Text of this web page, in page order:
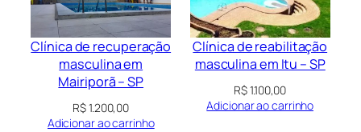
Clínica de recuperação
masculina em
Mairiporã – SP
R$1.200,00
Adicionar ao carrinho
Clínica de reabilitação
masculina em Itu – SP
R$1.100,00
Adicionar ao carrinho